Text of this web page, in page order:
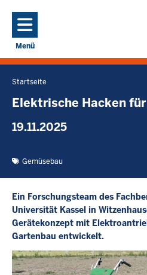
Menü
Navigation aktivieren/deaktivieren:
Sie
befinden
hier
Startseite
Elektrische Hacken
19.11.2025
Gemüsebau
Ein Forschungsteam des
Universität Kassel in
Gerätekonzept mit
Gartenbau entwickelt.